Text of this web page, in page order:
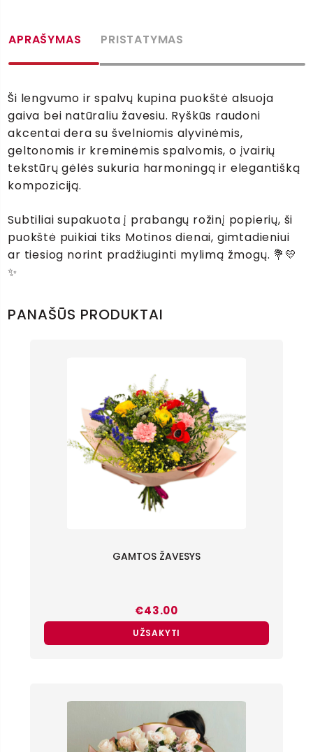
APRAŠYMAS PRISTATYMAS
Ši lengvumo ir spalvų kupina puokštė alsuoja
gaiva bei natūraliu žavesiu. Ryškūs raudoni
akcentai dera su švelniomis alyvinėmis,
geltonomis ir kreminėmis spalvomis, o įvairių
tekstūrų gėlės sukuria harmoningą ir elegantišką
kompoziciją.
Subtiliai supakuota į prabangų rožinį popierių, ši
puokštė puikiai tiks Motinos dienai, gimtadieniui
ar tiesiog norint pradžiuginti mylimą žmogų. 💐💛
✨
PANAŠŪS PRODUKTAI
GAMTOS ŽAVESYS
€43.00
UŽSAKYTI